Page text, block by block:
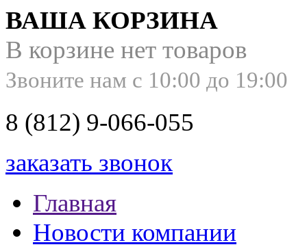
ВАША КОРЗИНА
В корзине нет товаров
Звоните нам с 10:00 до 19:00
8 (812) 9-066-055
заказать звонок
Главная
Новости компании